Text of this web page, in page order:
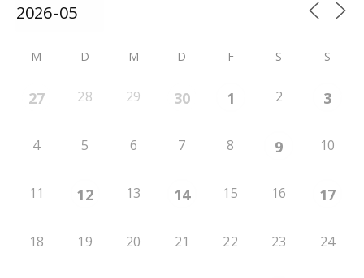
M D M D F S S
27 28 29 30 1 2 3
4 5 6 7 8 9 10
11 12 13 14 15 16 17
18 19 20 21 22 23 24